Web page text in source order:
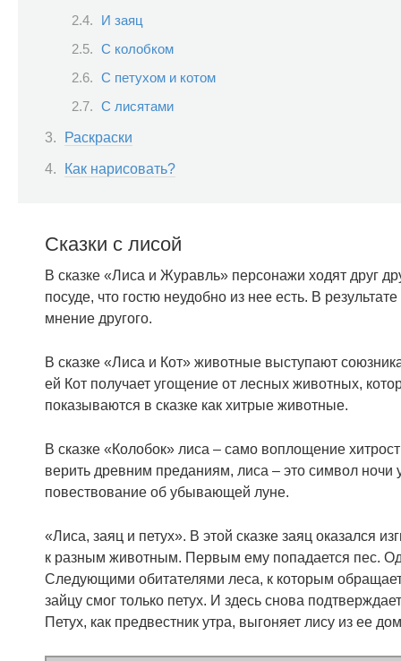
И заяц
С колобком
С петухом и котом
С лисятами
Раскраски
Как нарисовать?
Сказки с лисой
В сказке «Лиса и Журавль» персонажи ходят друг
посуде, что гостю неудобно из нее есть. В
мнение другого.
В сказке «Лиса и Кот» животные выступают
ей Кот получает угощение от лесных животных,
показываются в сказке как хитрые животные.
В сказке «Колобок» лиса – само воплощение
верить древним преданиям, лиса – это символ ночи
повествование об убывающей луне.
«Лиса, заяц и петух». В этой сказке заяц оказался
к разным животным. Первым ему попадается пес.
Следующими обитателями леса, к которым
зайцу смог только петух. И здесь снова
Петух, как предвестник утра, выгоняет лису из ее